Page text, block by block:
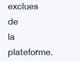
exclues
de
la
plateforme.